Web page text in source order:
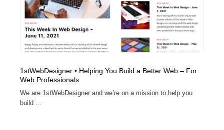
1stWebDesigner • Helping You Build a Better Web – For
Web Professionals
We are 1stWebDesigner and we’re on a mission to help you
build ...